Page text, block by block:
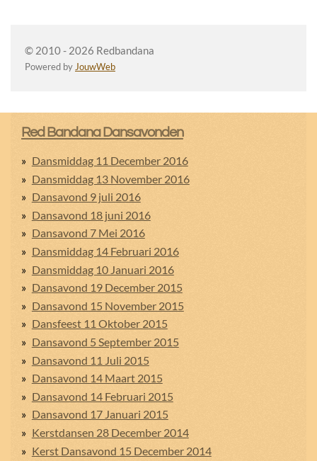
© 2010 - 2026 Redbandana
Powered by JouwWeb
Red Bandana Dansavonden
Dansmiddag 11 December 2016
Dansmiddag 13 November 2016
Dansavond 9 juli 2016
Dansavond 18 juni 2016
Dansavond 7 Mei 2016
Dansmiddag 14 Februari 2016
Dansmiddag 10 Januari 2016
Dansavond 19 December 2015
Dansavond 15 November 2015
Dansfeest 11 Oktober 2015
Dansavond 5 September 2015
Dansavond 11 Juli 2015
Dansavond 14 Maart 2015
Dansavond 14 Februari 2015
Dansavond 17 Januari 2015
Kerstdansen 28 December 2014
Kerst Dansavond 15 December 2014